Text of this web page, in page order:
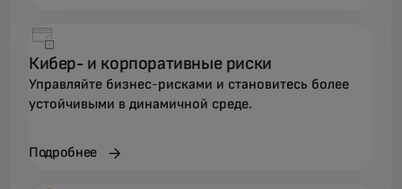
Кибер- и корпоративные риски
Управляйте бизнес-рисками и становитесь более
устойчивыми в динамичной среде.
Подробнее